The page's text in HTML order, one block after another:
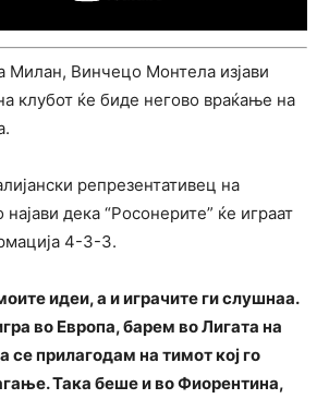
Милан, Винчецо Монтела изјави
клубот ќе биде негово враќање на
репрезентативец на
дека “Росонерите” ќе играат
4-3-3.
идеи, а и играчите ги слушнаа.
во Европа, барем во Лигата на
се прилагодам на тимот кој го
Така беше и во Фиорентина,